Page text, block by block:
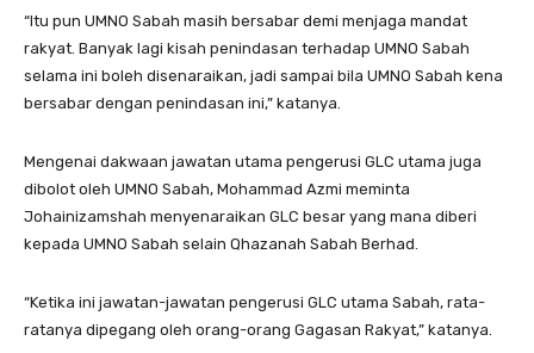
“Itu pun UMNO Sabah masih bersabar demi menjaga mandat
rakyat. Banyak lagi kisah penindasan terhadap UMNO Sabah
selama ini boleh disenaraikan, jadi sampai bila UMNO Sabah kena
bersabar dengan penindasan ini,” katanya.
Mengenai dakwaan jawatan utama pengerusi GLC utama juga
dibolot oleh UMNO Sabah, Mohammad Azmi meminta
Johainizamshah menyenaraikan GLC besar yang mana diberi
kepada UMNO Sabah selain Qhazanah Sabah Berhad.
“Ketika ini jawatan-jawatan pengerusi GLC utama Sabah, rata-
ratanya dipegang oleh orang-orang Gagasan Rakyat,” katanya.